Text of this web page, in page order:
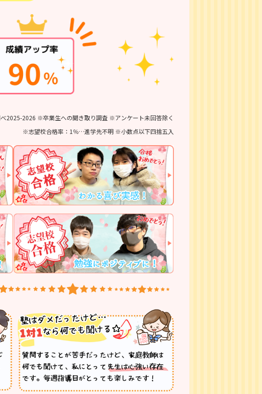
2025-2026 ※卒業生への聞き取り調査 ※アンケート未回答除く
※志望校合格率：1％…進学先不明 ※小数点以下四捨五入